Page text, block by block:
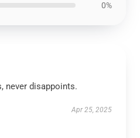
0%
never disappoints.
Apr 25, 2025